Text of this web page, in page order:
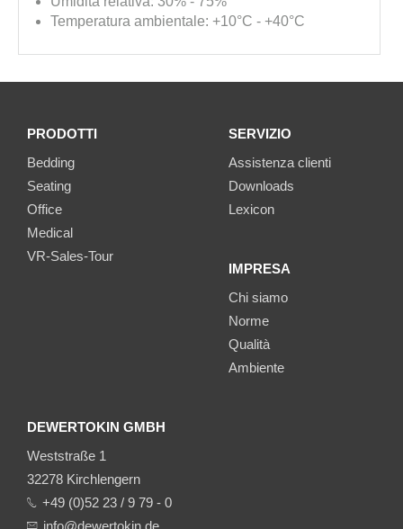
Temperatura ambientale: +10°C - +40°C
PRODOTTI
Bedding
Seating
Office
Medical
VR-Sales-Tour
SERVIZIO
Assistenza clienti
Downloads
Lexicon
IMPRESA
Chi siamo
Norme
Qualità
Ambiente
DEWERTOKIN GMBH
Weststraße 1
32278 Kirchlengern
+49 (0)52 23 / 9 79 - 0